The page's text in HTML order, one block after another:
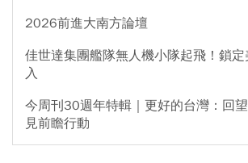
2026前進大南方論壇
佳世達集團艦隊無人機小隊起飛！鎖
入
今周刊30週年特輯｜更好的台灣：回
見前瞻行動